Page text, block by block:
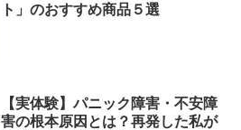
ト」のおすすめ商品５選
【実体験】パニック障害・不安障
害の根本原因とは？再発した私が